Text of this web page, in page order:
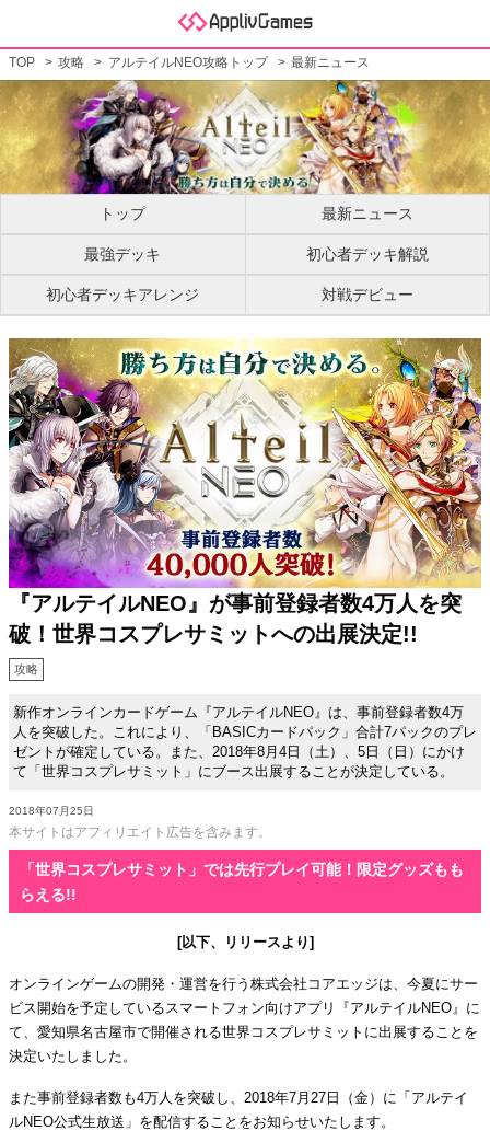
TOP 攻略 アルテイルNEO攻略トップ 最新ニュース
トップ 最新ニュース
最強デッキ 初心者デッキ解説
初心者デッキアレンジ 対戦デビュー
『アルテイルNEO』が事前登録者数4万人を突
破！世界コスプレサミットへの出展決定!!
攻略
新作オンラインカードゲーム『アルテイルNEO』は、事前登録者数4万
人を突破した。これにより、「BASICカードパック」合計7パックのプレ
ゼントが確定している。また、2018年8月4日（土）、5日（日）にかけ
て「世界コスプレサミット」にブース出展することが決定している。
2018年07月25日
本サイトはアフィリエイト広告を含みます。
「世界コスプレサミット」では先行プレイ可能！限定グッズもも
らえる!!
[以下、リリースより]
オンラインゲームの開発・運営を行う株式会社コアエッジは、今夏にサー
ビス開始を予定しているスマートフォン向けアプリ『アルテイルNEO』に
て、愛知県名古屋市で開催される世界コスプレサミットに出展することを
決定いたしました。
また事前登録者数も4万人を突破し、2018年7月27日（金）に「アルテイ
ルNEO公式生放送」を配信することをお知らせいたします。